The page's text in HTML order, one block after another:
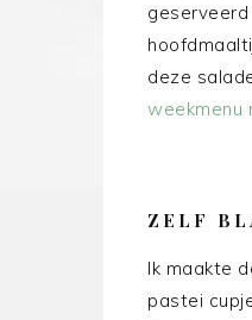
deze
weekmenu
ZELF
Ik maakte
pastei